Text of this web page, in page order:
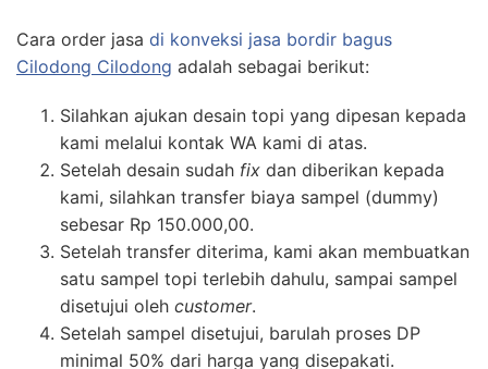
Cara order jasa di konveksi jasa bordir bagus
Cilodong Cilodong adalah sebagai berikut:
Silahkan ajukan desain topi yang dipesan kepada
kami melalui kontak WA kami di atas.
Setelah desain sudah fix dan diberikan kepada
kami, silahkan transfer biaya sampel (dummy)
sebesar Rp 150.000,00.
Setelah transfer diterima, kami akan membuatkan
satu sampel topi terlebih dahulu, sampai sampel
disetujui oleh customer.
Setelah sampel disetujui, barulah proses DP
minimal 50% dari harga yang disepakati.